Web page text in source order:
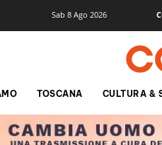
Sab 8 Ago 2026
TOSCANA CULTURA &